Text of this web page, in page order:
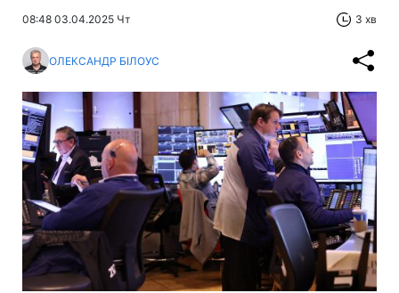
08:48 03.04.2025 Чт 3 хв
ОЛЕКСАНДР БІЛОУС